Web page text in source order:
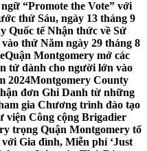
“Promote the Vote” với
thứ Sáu, ngày 13 tháng 9
Quốc tế Nhận thức về Sử
thứ Năm ngày 29 tháng 8
Quận Montgomery mở các
tử dành cho người lớn vào
2024Montgomery County
đơn Ghi Danh từ những
gia Chương trình đào tạo
viện Công cộng Brigadier
trọng Quận Montgomery tổ
Gia đình, Miễn phí ‘Just